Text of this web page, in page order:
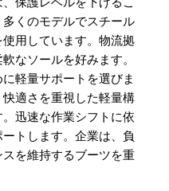
くのモデルでスチール
用しています。物流拠
なソールを好みます。
軽量サポートを選びま
適さを重視した軽量構
迅速な作業シフトに依
トします。企業は、負
を維持するブーツを重